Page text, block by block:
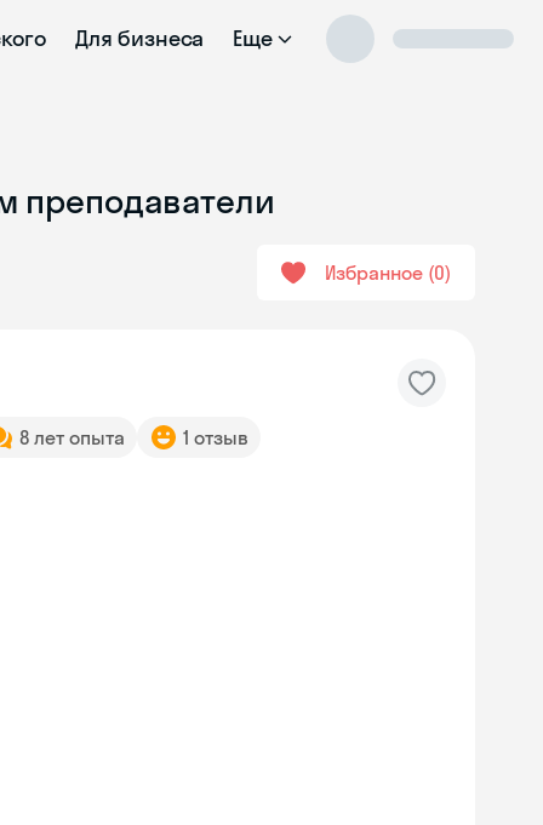
Для бизнеса Еще
преподаватели
Избранное 0
8 лет опыта 1 отзыв